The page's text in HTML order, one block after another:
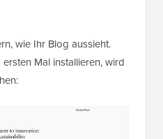
wie Ihr Blog aussieht.
Mal installieren, wird